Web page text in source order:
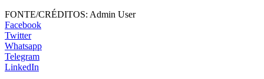
FONTE/CRÉDITOS: Admin User
Facebook
Twitter
Whatsapp
Telegram
LinkedIn